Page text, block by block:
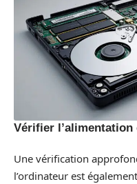
Vérifier
Une vérification
l’ordinateur est